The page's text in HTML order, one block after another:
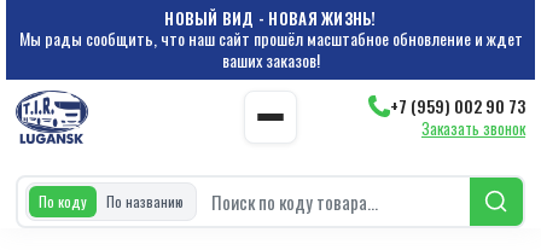
НОВЫЙ ВИД - НОВАЯ ЖИЗНЬ!
Мы рады сообщить, что наш сайт прошёл масштабное обновление и ждет
ваших заказов!
+7 (959) 002 90 73
Заказать звонок
По коду По названию